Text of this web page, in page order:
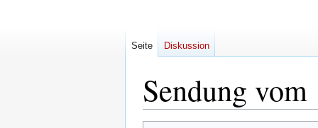
Sendung
Seite Diskussion